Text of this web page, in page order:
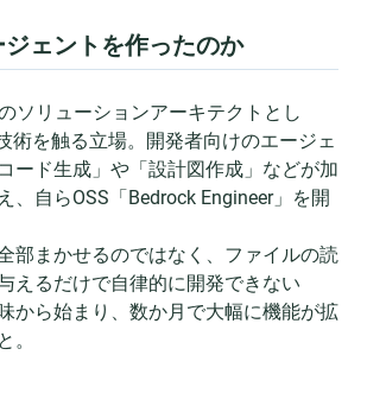
ェントを作ったのか
ソリューションアーキテクトとし
術を触る立場。開発者向けのエージェ
ード生成」や「設計図作成」などが加
、自らOSS「Bedrock Engineer」を開
部まかせるのではなく、ファイルの読
えるだけで自律的に開発できない
から始まり、数か月で大幅に機能が拡
。